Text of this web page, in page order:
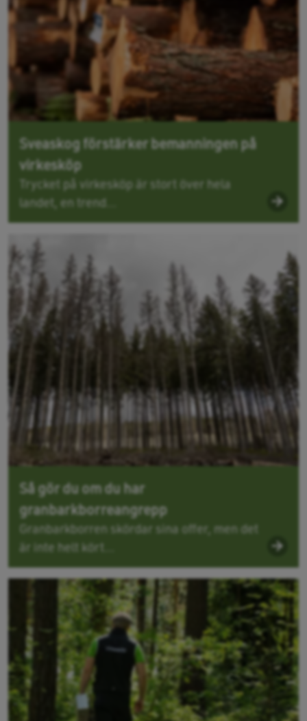
Sveaskog förstärker bemanningen på
virkesköp
Trycket på virkesköp är stort över hela
landet, en trend...
Så gör du om du har
granbarkborreangrepp
Granbarkborren skördar sina offer, men det
är inte helt kört...